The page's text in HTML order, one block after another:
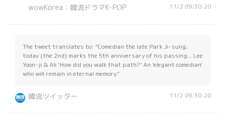
wowKorea：韓流ドラマK-POP 11/2 09:30:20
The tweet translates to: "Comedian the late Park Ji-sung,
today (the 2nd) marks the 5th anniversary of his passing... Lee
Yoon-ji & Ali 'How did you walk that path?' An 'elegant comedian'
who will remain in eternal memory."
韓流ツイッター 11/2 09:30:20